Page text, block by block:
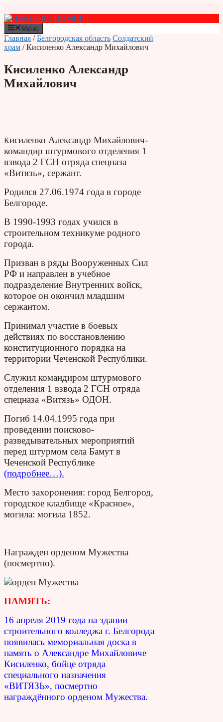
к
содержимому
Меню
Главная /Белгородская область Солдатский
храм / Кисиленко Александр Михайлович
Кисиленко Александр
Михайлович
Кисиленко Александр Михайлович-
командир штурмового отделения 1
взвода 2 ГСН отряда спецназа
«Витязь», сержант.
Родился 27.06.1974 года в городе
Белгороде.
В 1990-1993 годах учился в
строительном техникуме родного
города.
Призван в ряды Вооруженных Сил
РФ и направлен в учебное
подразделение Внутренних войск,
которое он окончил младшим
сержантом.
Принимал участие в боевых
действиях по восстановлению
конституционного порядка на
территории Чеченской Республики.
Служил командиром штурмового
отделения 1 взвода 2 ГСН отряда
спецназа «Витязь» ОДОН.
Погиб 14.04.1995 года при
проведении поисково-
разведывательных мероприятий
перед штурмом села Бамут в
Чеченской Республике
(подробнее…).
Место захоронения: город Белгород,
городское кладбище «Красное»,
могила: могила 1852.
Награжден орденом Мужества
(посмертно).
ПАМЯТЬ:
16 апреля 2019 года на здании
строительного колледжа г. Белгорода
появилась мемориальная доска в
память о Александре Михайловиче
Кисиленко, бойце отряда
специального назначения
«ВИТЯЗЬ», посмертно
награждённого орденом Мужества.